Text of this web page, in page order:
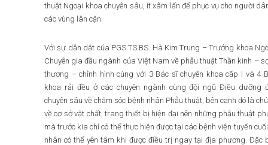
thuật Ngoại khoa chuyên sâu, ít xâm lấn để phục vụ cho người
các vùng lân cận.
Với sự dẫn dắt của PGS.TS.BS. Hà Kim Trung – Trưởng khoa
Chuyên gia đầu ngành của Việt Nam về phẫu thuật Thần kinh –
thương – chỉnh hình cùng với 3 Bác sĩ chuyên khoa cấp I và 4
khoa rải đều ở các chuyên ngành cùng đội ngũ Điều dưỡng
chuyên sâu về chăm sóc bệnh nhân Phẫu thuật, bên cạnh đó là
về cơ sở vật chất, trang thiết bị hiện đại nên những phẫu thuật
mà trước kia chỉ có thể thực hiện được tại các bệnh viện tuyến
nhân có thể yên tâm khi được điều trị ngay tại địa phương. Đặc